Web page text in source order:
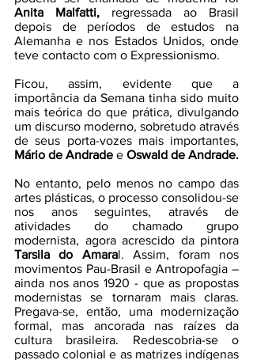
Anita Malfatti, regressada ao Brasil
depois de períodos de estudos na
Alemanha e nos Estados Unidos, onde
teve contacto com o Expressionismo.
Ficou, assim, evidente que a
importância da Semana tinha sido muito
mais teórica do que prática, divulgando
um discurso moderno, sobretudo através
Mário de Andrade e Oswald de Andrade.
No entanto, pelo menos no campo das
artes plásticas, o processo consolidou-se
nos anos seguintes, através de
atividades do chamado grupo
Tarsila do Amaral. Assim, foram nos
movimentos Pau-Brasil e Antropofagia –
ainda nos anos 1920 - que as propostas
modernistas se tornaram mais claras.
Pregava-se, então, uma modernização
formal, mas ancorada nas raízes da
cultura brasileira. Redescobria-se o
passado colonial e as matrizes indígenas